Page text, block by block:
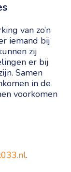
van zo’n
iemand bij
zij
er bij
Samen
in de
voorkomen
.